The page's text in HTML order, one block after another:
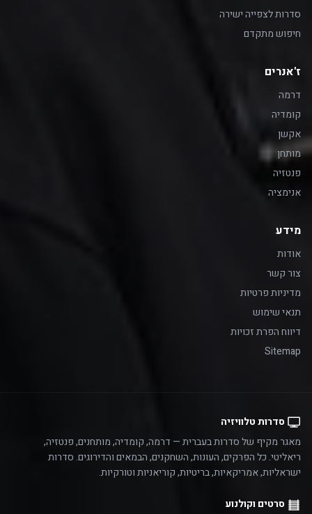
סדרות לצפייה ישירה
חיפוש מתקדם
ז'אנרים
דרמה
קומדיה
אקשן
מותחן
פנטזיה
אנימציה
מידע
אודות
צור קשר
מדיניות פרטיות
תנאי שימוש
דיווח הפרת זכויות
Sitemap
סדרות טלוויזיה
מאגר מקיף של סדרות בעברית — דרמה, קומדיה, מותחנים, פנטזיה,
ריאליטי. כל הפרקים, העונות, השחקנים, הבמאים והדירוגים. סדרות
ישראליות, אמריקאיות, בריטיות, קוריאניות וטורקיות.
סרטים וקולנוע